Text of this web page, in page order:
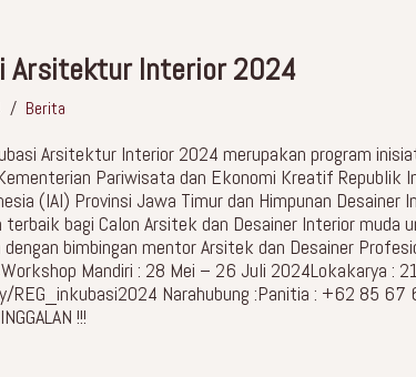
Arsitektur Interior 2024
Berita
Arsitektur Interior 2024 merupakan program
Pariwisata dan Ekonomi Kreatif Republik
(IAI) Provinsi Jawa Timur dan Himpunan Desainer
bagi Calon Arsitek dan Desainer Interior muda
dengan bimbingan mentor Arsitek dan Desainer
Mandiri : 28 Mei – 26 Juli 2024Lokakarya :
Narahubung :Panitia : +62 85 67
!!!